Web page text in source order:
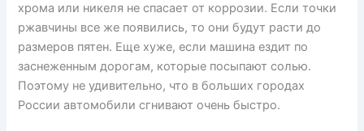
хрома или никеля не спасает от коррозии. Если точки
ржавчины все же появились, то они будут расти до
размеров пятен. Еще хуже, если машина ездит по
заснеженным дорогам, которые посыпают солью.
Поэтому не удивительно, что в больших городах
России автомобили сгнивают очень быстро.